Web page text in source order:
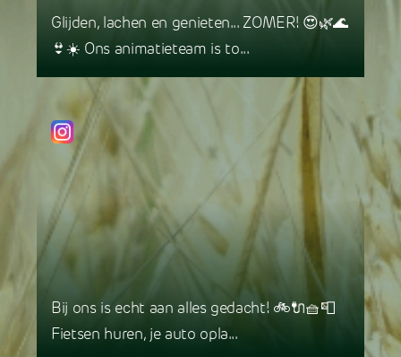
Glijden, lachen en genieten... ZOMER! 😍🌿🌊
👙☀️ Ons animatieteam is to...
Bij ons is echt aan alles gedacht! 🚲🔌🧺📮
Fietsen huren, je auto opla...